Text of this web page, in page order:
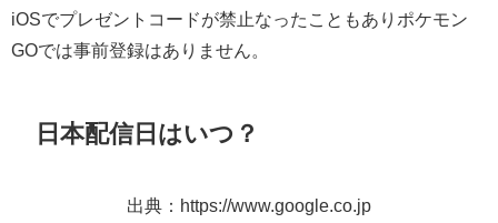
iOSでプレゼントコードが禁止なったこともありポケモン
GOでは事前登録はありません。
日本配信日はいつ？
出典：https://www.google.co.jp